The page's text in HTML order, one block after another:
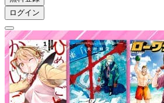
ログイン